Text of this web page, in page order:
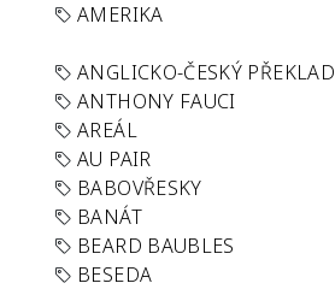
AMERIKA
ANGLICKO-ČESKÝ PŘEKLAD
ANTHONY FAUCI
AREÁL
AU PAIR
BABOVŘESKY
BANÁT
BEARD BAUBLES
BESEDA